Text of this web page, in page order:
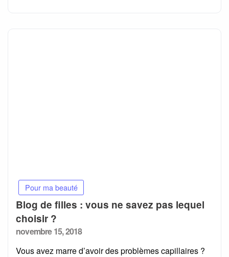
Pour ma beauté
Blog de filles : vous ne savez pas lequel
choisir ?
Posted
novembre 15, 2018
Vous avez marre d’avoir des problèmes capillaires ?